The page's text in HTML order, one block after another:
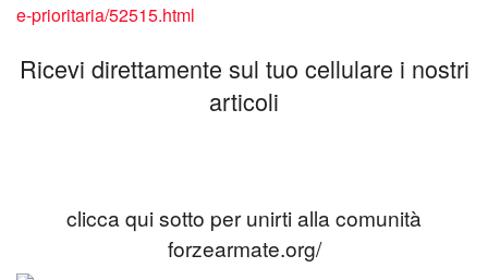
e-prioritaria/52515.html
Ricevi direttamente sul tuo cellulare i nostri
articoli
clicca qui sotto per unirti alla comunità
forzearmate.org/